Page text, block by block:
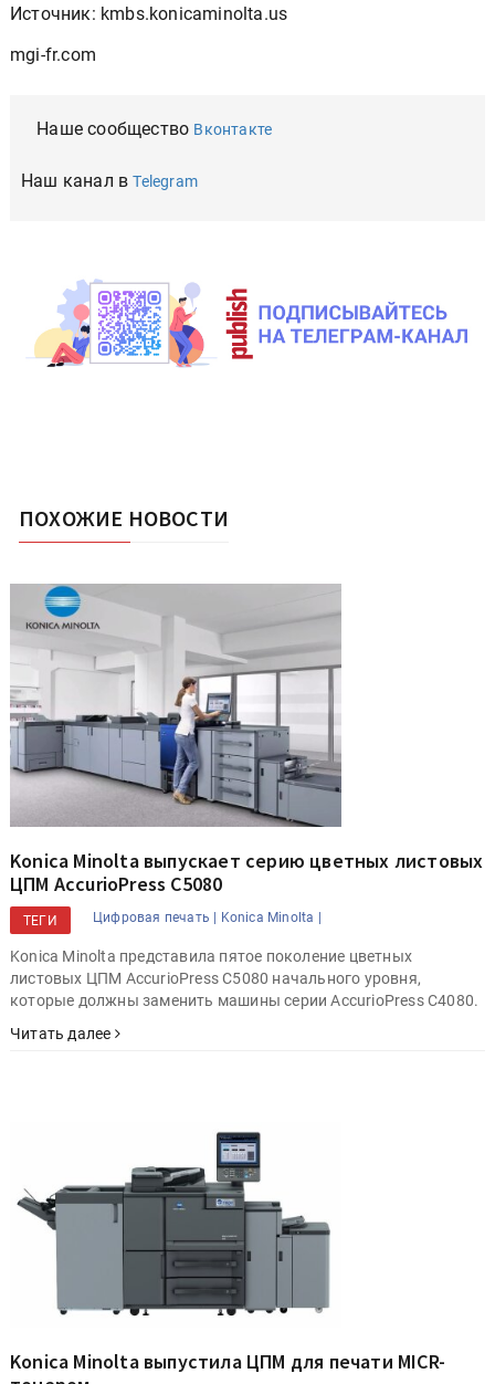
Источник: kmbs.konicaminolta.us
mgi-fr.com
Наше сообщество Вконтакте
Наш канал вTelegram
ПОХОЖИЕ НОВОСТИ
Konica Minolta выпускает серию цветных листовых
ЦПМ AccurioPress C5080
ТЕГИ Цифровая печать | Konica Minolta |
Konica Minolta представила пятое поколение цветных
листовых ЦПМ AccurioPress C5080 начального уровня,
которые должны заменить машины серии AccurioPress C4080.
Читать далее
Konica Minolta выпустила ЦПМ для печати MICR-